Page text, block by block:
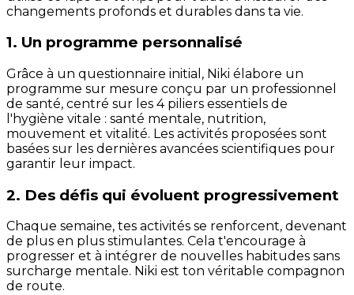
changements profonds et durables dans ta vie.
1. Un programme personnalisé
Grâce à un questionnaire initial, Niki élabore un
programme sur mesure conçu par un professionnel
de santé, centré sur les 4 piliers essentiels de
l'hygiène vitale : santé mentale, nutrition,
mouvement et vitalité. Les activités proposées sont
basées sur les dernières avancées scientifiques pour
garantir leur impact.
2. Des défis qui évoluent progressivement
Chaque semaine, tes activités se renforcent, devenant
de plus en plus stimulantes. Cela t'encourage à
progresser et à intégrer de nouvelles habitudes sans
surcharge mentale. Niki est ton véritable compagnon
de route.